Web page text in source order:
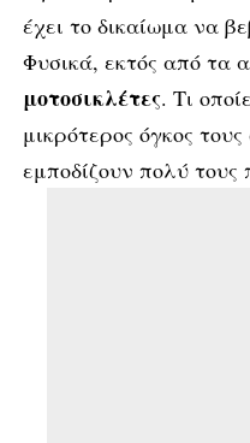
έχει το δικαίωμα να
Φυσικά, εκτός από τα
μοτοσικλέτες. Τι
μικρότερος όγκος
εμποδίζουν πολύ τους